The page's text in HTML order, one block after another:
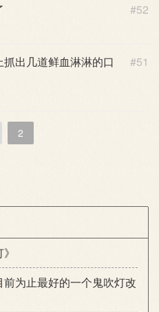
#52
#51
出几道鲜血淋淋的口
2
前为止最好的一个鬼吹灯改